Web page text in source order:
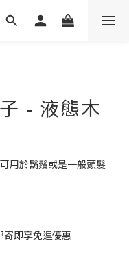
- 液態木
用於鬍鬚或是一般頭髮
即享免運優惠